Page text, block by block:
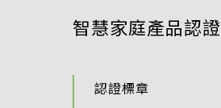
智慧家庭產品認證
認證標章